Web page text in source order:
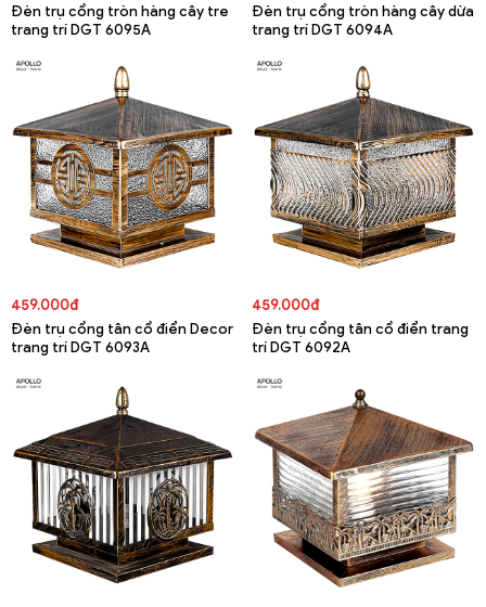
Đèn trụ cổng tròn hàng cây tre
trang trí DGT 6095A
Đèn trụ cổng tròn hàng cây dừa
trang trí DGT 6094A
459.000đ
Đèn trụ cổng tân cổ điển Decor
trang trí DGT 6093A
459.000đ
Đèn trụ cổng tân cổ điển trang
trí DGT 6092A